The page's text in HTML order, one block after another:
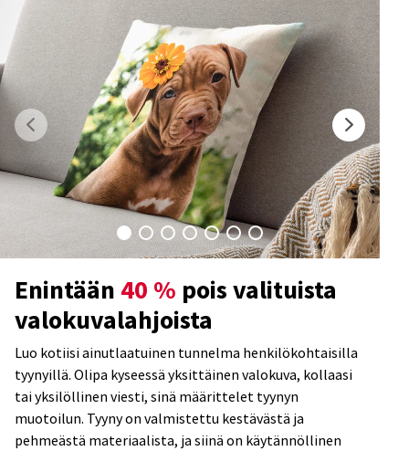
Enintään 40 % pois valituista
valokuvalahjoista
Luo kotiisi ainutlaatuinen tunnelma henkilökohtaisilla
tyynyillä. Olipa kyseessä yksittäinen valokuva, kollaasi
tai yksilöllinen viesti, sinä määrittelet tyynyn
muotoilun. Tyyny on valmistettu kestävästä ja
pehmeästä materiaalista, ja siinä on käytännöllinen